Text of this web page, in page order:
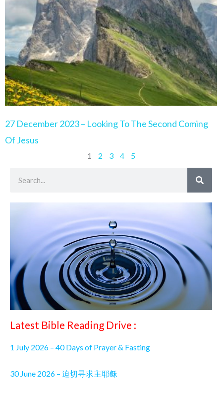
27 December 2023 – Looking To The Second Coming
Of Jesus
1 2 3 4
5
Latest Bible Reading Drive :
1 July 2026 – 40 Days of Prayer & Fasting
30 June 2026 – 迫切寻求主耶稣